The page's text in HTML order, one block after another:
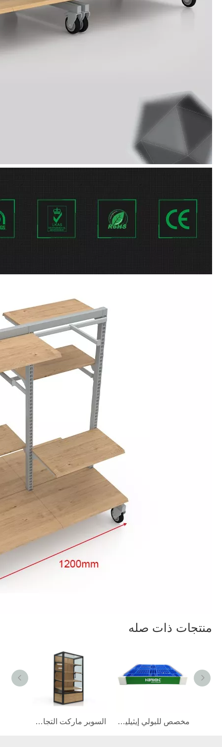
منتجات ذات صله
السوبر ماركت التجاري على رف عرض خشبي مع باب زجاجي مخصص للبولي إيثيلين قابلة للتعديل واقي البليت